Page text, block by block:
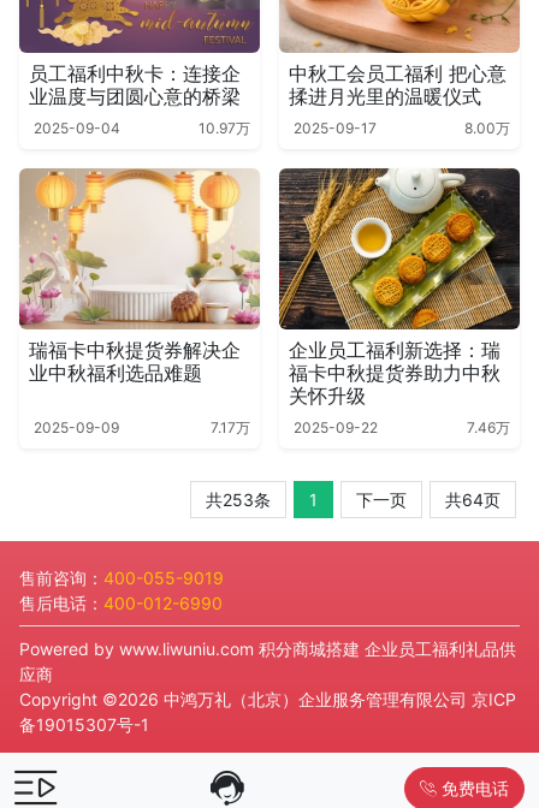
员工福利中秋卡：连接企
业温度与团圆心意的桥梁
2025-09-04 10.97万
中秋工会员工福利 把心意
揉进月光里的温暖仪式
2025-09-17 8.00万
瑞福卡中秋提货券解决企
业中秋福利选品难题
2025-09-09 7.17万
企业员工福利新选择：瑞
福卡中秋提货券助力中秋
关怀升级
2025-09-22 7.46万
共253条 1 下一页 共64页
售前咨询： 400-055-9019
售后电话： 400-012-6990
Powered by www.liwuniu.com 积分商城搭建 企业员工福利礼品供
应商
Copyright ©2026 中鸿万礼（北京）企业服务管理有限公司 京ICP
备19015307号-1
免费电话